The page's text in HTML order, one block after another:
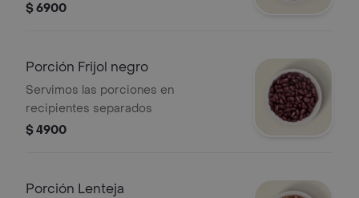
$ 6900
Porción Frijol negro
Servimos las porciones en
recipientes separados
$ 4900
Porción Lenteja